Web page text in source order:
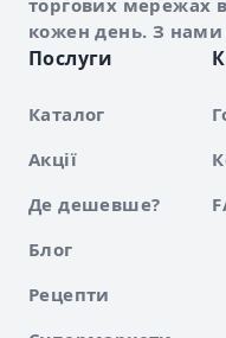
торгових мережах
кожен день. З нами
Послуги
Каталог
Акції
Де дешевше?
Блог
Рецепти